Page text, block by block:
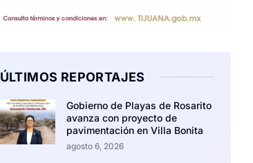
ÚLTIMOS REPORTAJES
Gobierno de Playas de Rosarito
avanza con proyecto de
pavimentación en Villa Bonita
agosto 6, 2026